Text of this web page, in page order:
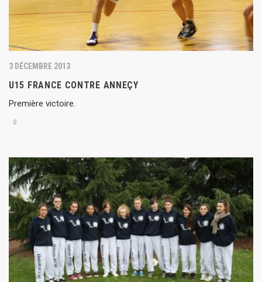
3 DÉCEMBRE 2013
U15 FRANCE CONTRE ANNEÇY
Première victoire.
0